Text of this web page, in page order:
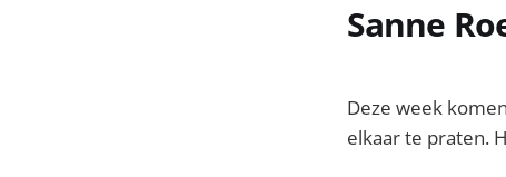
Sanne
Deze week
elkaar te praten.